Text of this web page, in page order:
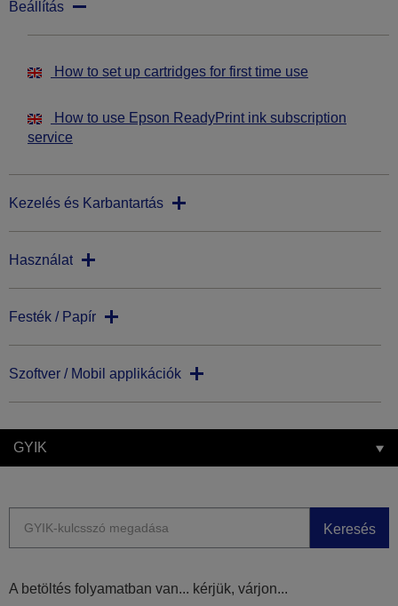
Beállítás
How to set up cartridges for first time use
How to use Epson ReadyPrint ink subscription
service
Kezelés és Karbantartás
Használat
Festék / Papír
Szoftver / Mobil applikációk
GYIK
Keresés
A betöltés folyamatban van... kérjük, várjon...